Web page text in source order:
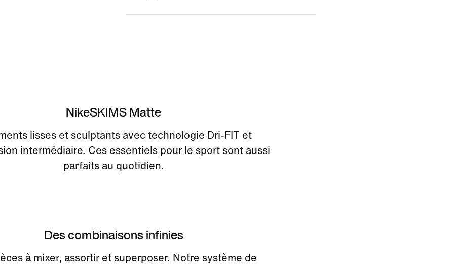
NikeSKIMS Matte
lisses et sculptants avec technologie Dri-FIT et
intermédiaire. Ces essentiels pour le sport sont aussi
parfaits au quotidien.
Des combinaisons infinies
à mixer, assortir et superposer. Notre système de